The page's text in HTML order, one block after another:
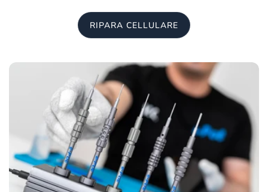
RIPARA CELLULARE